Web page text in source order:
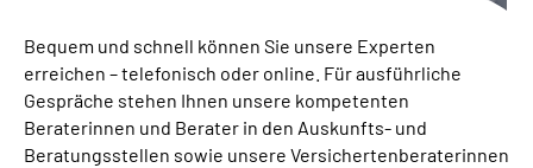
Mein Kundenportal
Bequem und schnell können Sie unsere Experten
erreichen – telefonisch oder online. Für ausführliche
Gespräche stehen Ihnen unsere kompetenten
Beraterinnen und Berater in den Auskunfts- und
Beratungsstellen sowie unsere Versichertenberaterinnen